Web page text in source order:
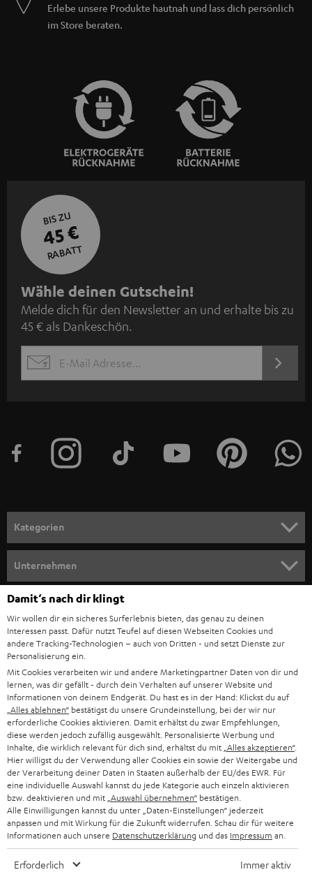
Erlebe unsere Produkte hautnah und lass dich persönlich
im Store beraten.
BIS ZU
45 €
RABATT
N
e
w
s
l
e
n
m
e
l
d
u
n
g
Wähle deinen Gutschein!
Melde dich für den Newsletter an und erhalte bis zu
45 € als Dankeschön.
EMAIL
JETZT
Kategorien
SOUNDBAR
HIFI-LAUTSPRECHER
SMART HOME
BLUETOOTH-LAUTSPRECHER
KOPFHÖRER
BLUETOOTH-KOPFHÖRER
STEREOANLAGEN
LAUTSPRECHER
ULTIMA-SERIE
Unternehmen
SUPPORT
KARRIERE
PRESSE & MARKETING
GESCHÄFTSKUNDEN
PARTNERPROGRAMM
BLOG
NEWSLETTER
STORES
DEINE VORTEILE BEI TEUFEL
Teufel Onlineshops
DEUTSCHLAND
ÖSTERREICH
SCHWEIZ
NIEDERLANDE
BELGIEN
FRANKREICH
POLEN
Damit‘s nach dir klingt
Wir wollen dir ein sicheres Surferlebnis bieten, das genau zu deinen
Interessen passt. Dafür nutzt Teufel auf diesen Webseiten Cookies und
andere Tracking-Technologien – auch von Dritten - und setzt Dienste zur
Personalisierung ein.
Mit Cookies verarbeiten wir und andere Marketingpartner Daten von dir und
lernen, was dir gefällt - durch dein Verhalten auf unserer Website und
Informationen von deinem Endgerät. Du hast es in der Hand: Klickst du auf
„Alles ablehnen“ bestätigst du unsere Grundeinstellung, bei der wir nur
erforderliche Cookies aktivieren. Damit erhältst du zwar Empfehlungen,
diese werden jedoch zufällig ausgewählt. Personalisierte Werbung und
Inhalte, die wirklich relevant für dich sind, erhältst du mit „Alles akzeptieren“.
Hier willigst du der Verwendung aller Cookies ein sowie der Weitergabe und
der Verarbeitung deiner Daten in Staaten außerhalb der EU/des EWR. Für
eine individuelle Auswahl kannst du jede Kategorie auch einzeln aktivieren
bzw. deaktivieren und mit „Auswahl übernehmen“ bestätigen.
Alle Einwilligungen kannst du unter „Daten-Einstellungen“ jederzeit
anpassen und mit Wirkung für die Zukunft widerrufen. Schau dir für weitere
Informationen auch unsere Datenschutzerklärung und das Impressum an.
Erforderlich Immer aktiv